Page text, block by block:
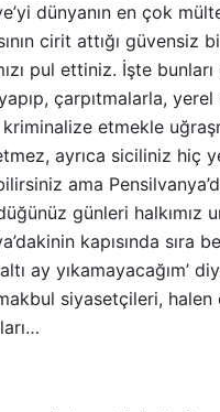
dünyanın en çok
cirit attığı güvensiz
pul ettiniz. İşte bunları
çarpıtmalarla, yerel
etmekle
ayrıca siciliniz hiç
ama
günleri halkımız
kapısında sıra
ay yıkamayacağım’
siyasetçileri, halen